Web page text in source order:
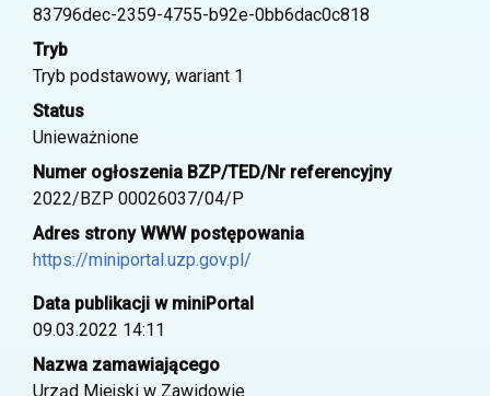
83796dec-2359-4755-b92e-0bb6dac0c818
Tryb
Tryb podstawowy, wariant 1
Status
Unieważnione
Numer ogłoszenia BZP/TED/Nr referencyjny
2022/BZP 00026037/04/P
Adres strony WWW postępowania
https://miniportal.uzp.gov.pl/
Data publikacji w miniPortal
09.03.2022 14:11
Nazwa zamawiającego
Urząd Miejski w Zawidowie